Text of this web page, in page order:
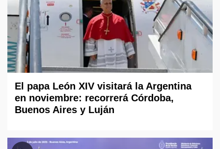
El papa León XIV visitará la Argentina
en noviembre: recorrerá Córdoba,
Buenos Aires y Luján